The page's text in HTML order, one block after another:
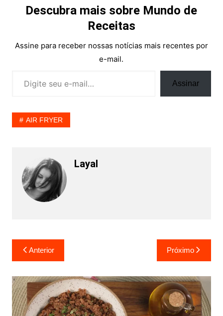
Descubra mais sobre Mundo de
Receitas
Assine para receber nossas notícias mais recentes por
e-mail.
Assinar
AIR FRYER
Layal
Navegação
de
Post
Anterior Próximo